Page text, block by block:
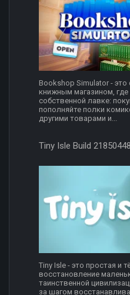
Bookshop Simulator -
книжным магазином,
собственной лавке:
пополняйте полки
другими товарами и...
Tiny Isle Build 21850448
Tiny Isle - это простая и
восстановление
таинственной
за шагом